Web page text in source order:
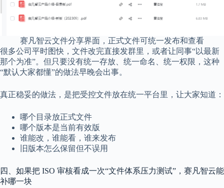
赛凡智云文件分享界面，正式文件可统一发布和查看
很多公司平时图快，文件改完直接发群里，或者让同事“以最新
那个为准”。但只要没有统一存放、统一命名、统一权限，这种
“默认大家都懂”的做法早晚会出事。
真正稳妥的做法，是把受控文件放在统一平台里，让大家知道：
哪个目录放正式文件
哪个版本是当前有效版
谁能改，谁能看，谁来发布
旧版本怎么保留但不误用
四、如果把 ISO 审核看成一次“文件体系压力测试”，赛凡智云能
补哪一块